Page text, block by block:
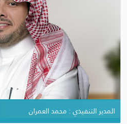
المؤسس والمدير العام : تركي بن حميد
المدير التنفيذي : محمد العمران